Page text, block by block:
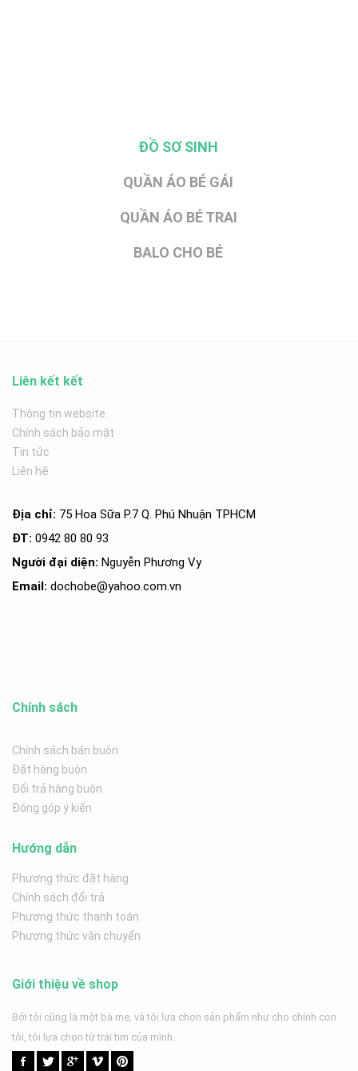
ĐỒ SƠ SINH
QUẦN ÁO BÉ GÁI
QUẦN ÁO BÉ TRAI
BALO CHO BÉ
Liên kết kết
Thông tin website
Chính sách bảo mật
Tin tức
Liên hệ
Địa chỉ: 75 Hoa Sữa P.7 Q. Phú Nhuận TPHCM
ĐT: 0942 80 80 93
Người đại diện: Nguyễn Phương Vy
Email: dochobe@yahoo.com.vn
Chính sách
Chính sách bán buôn
Đặt hàng buôn
Đổi trả hàng buôn
Đóng góp ý kiến
Hướng dẫn
Phương thức đặt hàng
Chính sách đổi trả
Phương thức thanh toán
Phương thức vận chuyển
Giới thiệu về shop
Bởi tôi cũng là một bà mẹ, và tôi lựa chọn sản phẩm như cho chính con
tôi, tôi lựa chọn từ trái tim của mình.